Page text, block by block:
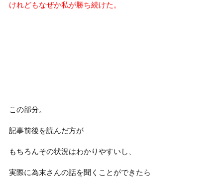
けれどもなぜか私が勝ち続けた。
この部分。
記事前後を読んだ方が
もちろんその状況はわかりやすいし、
実際に為末さんの話を聞くことができたら